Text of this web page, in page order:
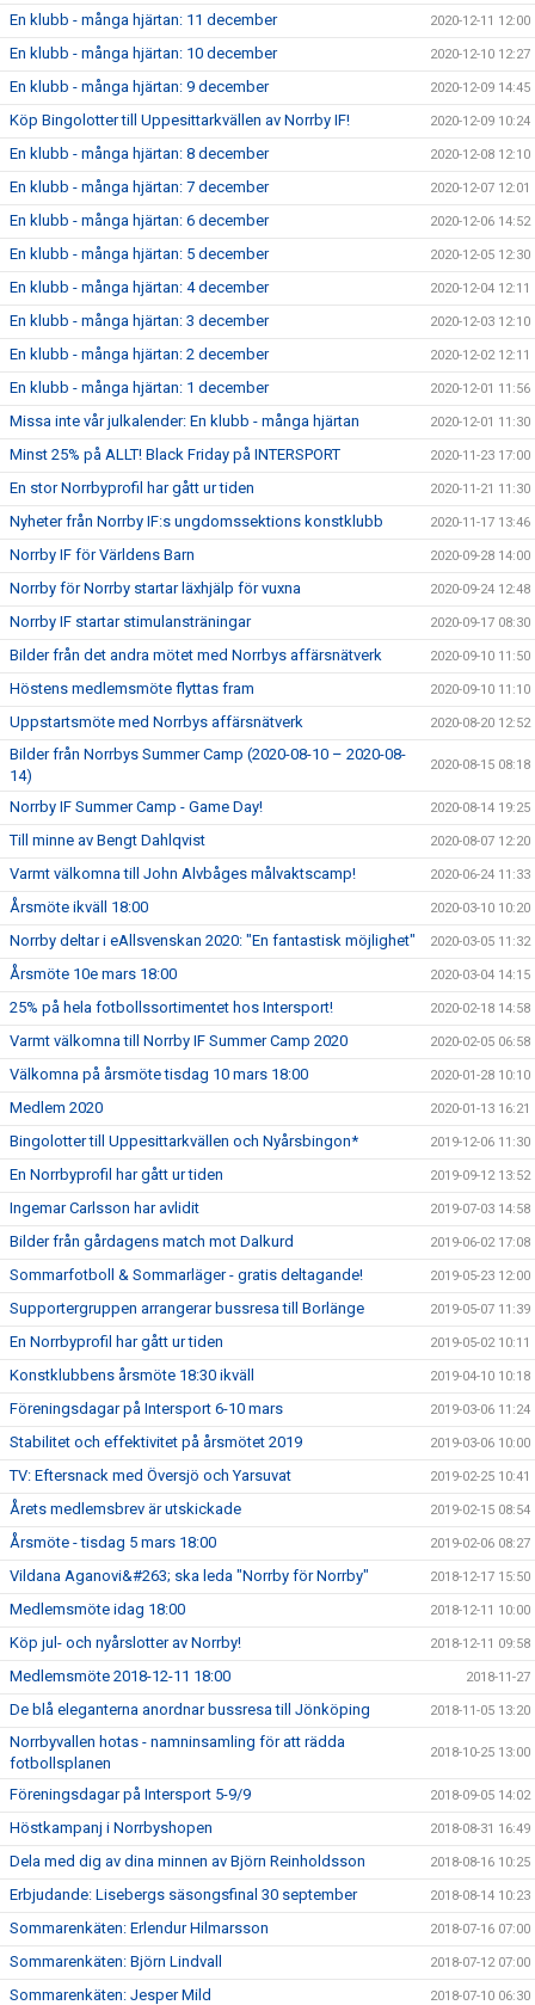
En klubb - många hjärtan: 11 december 2020-12-11 12:00
En klubb - många hjärtan: 10 december 2020-12-10 12:27
En klubb - många hjärtan: 9 december 2020-12-09 14:45
Köp Bingolotter till Uppesittarkvällen av Norrby IF! 2020-12-09 10:24
En klubb - många hjärtan: 8 december 2020-12-08 12:10
En klubb - många hjärtan: 7 december 2020-12-07 12:01
En klubb - många hjärtan: 6 december 2020-12-06 14:52
En klubb - många hjärtan: 5 december 2020-12-05 12:30
En klubb - många hjärtan: 4 december 2020-12-04 12:11
En klubb - många hjärtan: 3 december 2020-12-03 12:10
En klubb - många hjärtan: 2 december 2020-12-02 12:11
En klubb - många hjärtan: 1 december 2020-12-01 11:56
Missa inte vår julkalender: En klubb - många hjärtan 2020-12-01 11:30
Minst 25% på ALLT! Black Friday på INTERSPORT 2020-11-23 17:00
En stor Norrbyprofil har gått ur tiden 2020-11-21 11:30
Nyheter från Norrby IF:s ungdomssektions konstklubb 2020-11-17 13:46
Norrby IF för Världens Barn 2020-09-28 14:00
Norrby för Norrby startar läxhjälp för vuxna 2020-09-24 12:48
Norrby IF startar stimulansträningar 2020-09-17 08:30
Bilder från det andra mötet med Norrbys affärsnätverk 2020-09-10 11:50
Höstens medlemsmöte flyttas fram 2020-09-10 11:10
Uppstartsmöte med Norrbys affärsnätverk 2020-08-20 12:52
Bilder från Norrbys Summer Camp (2020-08-10 – 2020-08-
14)
2020-08-15 08:18
Norrby IF Summer Camp - Game Day! 2020-08-14 19:25
Till minne av Bengt Dahlqvist 2020-08-07 12:20
Varmt välkomna till John Alvbåges målvaktscamp! 2020-06-24 11:33
Årsmöte ikväll 18:00 2020-03-10 10:20
Norrby deltar i eAllsvenskan 2020: "En fantastisk möjlighet" 2020-03-05 11:32
Årsmöte 10e mars 18:00 2020-03-04 14:15
25% på hela fotbollssortimentet hos Intersport! 2020-02-18 14:58
Varmt välkomna till Norrby IF Summer Camp 2020 2020-02-05 06:58
Välkomna på årsmöte tisdag 10 mars 18:00 2020-01-28 10:10
Medlem 2020 2020-01-13 16:21
Bingolotter till Uppesittarkvällen och Nyårsbingon* 2019-12-06 11:30
En Norrbyprofil har gått ur tiden 2019-09-12 13:52
Ingemar Carlsson har avlidit 2019-07-03 14:58
Bilder från gårdagens match mot Dalkurd 2019-06-02 17:08
Sommarfotboll & Sommarläger - gratis deltagande! 2019-05-23 12:00
Supportergruppen arrangerar bussresa till Borlänge 2019-05-07 11:39
En Norrbyprofil har gått ur tiden 2019-05-02 10:11
Konstklubbens årsmöte 18:30 ikväll 2019-04-10 10:18
Föreningsdagar på Intersport 6-10 mars 2019-03-06 11:24
Stabilitet och effektivitet på årsmötet 2019 2019-03-06 10:00
TV: Eftersnack med Översjö och Yarsuvat 2019-02-25 10:41
Årets medlemsbrev är utskickade 2019-02-15 08:54
Årsmöte - tisdag 5 mars 18:00 2019-02-06 08:27
Vildana Aganovi&#263; ska leda "Norrby för Norrby" 2018-12-17 15:50
Medlemsmöte idag 18:00 2018-12-11 10:00
Köp jul- och nyårslotter av Norrby! 2018-12-11 09:58
Medlemsmöte 2018-12-11 18:00 2018-11-27
De blå eleganterna anordnar bussresa till Jönköping 2018-11-05 13:20
Norrbyvallen hotas - namninsamling för att rädda
fotbollsplanen
2018-10-25 13:00
Föreningsdagar på Intersport 5-9/9 2018-09-05 14:02
Höstkampanj i Norrbyshopen 2018-08-31 16:49
Dela med dig av dina minnen av Björn Reinholdsson 2018-08-16 10:25
Erbjudande: Lisebergs säsongsfinal 30 september 2018-08-14 10:23
Sommarenkäten: Erlendur Hilmarsson 2018-07-16 07:00
Sommarenkäten: Björn Lindvall 2018-07-12 07:00
Sommarenkäten: Jesper Mild 2018-07-10 06:30